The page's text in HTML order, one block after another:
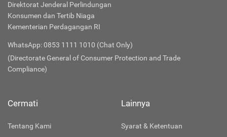
Direktorat Jenderal Perlindungan
Konsumen dan Tertib Niaga
Kementerian Perdagangan RI
WhatsApp: 0853 1111 1010 (Chat Only)
(Directorate General of Consumer Protection and Trade
Compliance)
Cermati
Tentang Kami
Lainnya
Syarat & Ketentuan